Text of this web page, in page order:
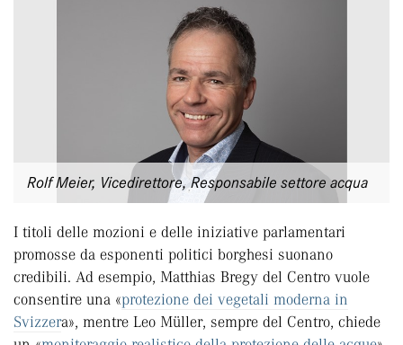
Rolf Meier, Vicedirettore, Responsabile settore acqua
I titoli delle mozioni e delle iniziative parlamentari
promosse da esponenti politici borghesi suonano
credibili. Ad esempio, Matthias Bregy del Centro vuole
consentire una «protezione dei vegetali moderna in
Svizzera», mentre Leo Müller, sempre del Centro, chiede